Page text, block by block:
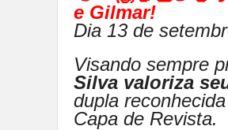
e Gilmar!
Dia 13 de
Visando sempre
Silva valoriza
dupla
Capa de Revista.